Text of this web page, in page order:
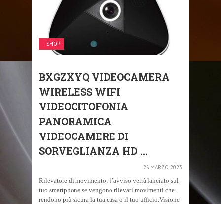
SHOP
BXGZXYQ VIDEOCAMERA
WIRELESS WIFI
VIDEOCITOFONIA
PANORAMICA
VIDEOCAMERE DI
SORVEGLIANZA HD ...
28 MARZO 2023
Rilevatore di movimento: l’avviso verrà lanciato sul
tuo smartphone se vengono rilevati movimenti che
rendono più sicura la tua casa o il tuo ufficio.Visione